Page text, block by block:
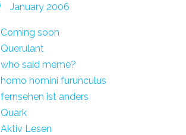
January 2006
Coming soon
Querulant
who said meme?
homo homini furunculus
fernsehen ist anders
Quark
Aktiv Lesen